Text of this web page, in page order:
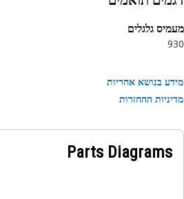
גלגלים
בנושא אחריות
ההחזרות
Parts Diagrams